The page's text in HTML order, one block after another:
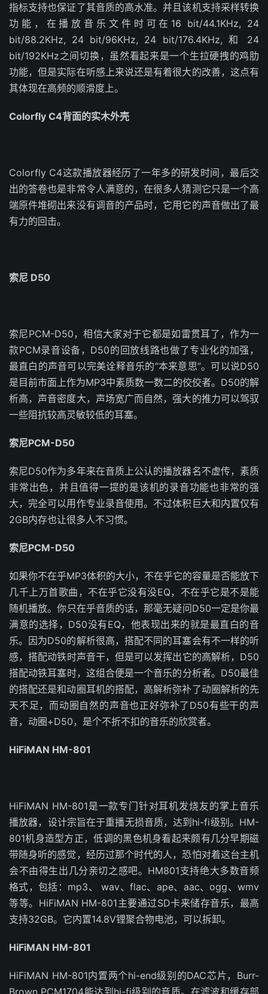
指标支持也保证了其音质的高水准。并且该机支持采样转换
功能，在播放音乐文件时可在16 bit/44.1KHz, 24
bit/88.2KHz, 24 bit/96KHz, 24 bit/176.4KHz, 和 24
bit/192KHz之间切换，虽然看起来是一个生拉硬拽的鸡肋
功能，但是实际在听感上来说还是有着很大的改善，这点有
其体现在高频的顺滑度上。
Colorfly C4背面的实木外壳
Colorfly C4这款播放器经历了一年多的研发时间，最后交
出的答卷也是非常令人满意的，在很多人猜测它只是一个高
端原件堆砌出来没有调音的产品时，它用它的声音做出了最
有力的回击。
索尼 D50
索尼PCM-D50，相信大家对于它都是如雷贯耳了，作为一
款PCM录音设备，D50的回放线路也做了专业化的加强，
最直白的声音可以完美诠释音乐的“本来意思”。可以说D50
是目前市面上作为MP3中素质数一数二的佼佼者。D50的解
析高，声音密度大，声场宽广而自然，强大的推力可以驾驭
一些阻抗较高灵敏较低的耳塞。
索尼PCM-D50
索尼D50作为多年来在音质上公认的播放器名不虚传，素质
非常出色，并且值得一提的是该机的录音功能也非常的强
大，完全可以用作专业录音使用。不过体积巨大和内置仅有
2GB内存也让很多人不习惯。
索尼PCM-D50
如果你不在乎MP3体积的大小，不在乎它的容量是否能放下
几千上万首歌曲，不在乎它没有没EQ，不在乎它是不是能
随机播放。你只在乎音质的话，那毫无疑问D50一定是你最
满意的选择，D50没有EQ，他表现出来的就是最直白的音
乐。因为D50的解析很高，搭配不同的耳塞会有不一样的听
感，搭配动铁时声音干，但是可以发挥出它的高解析，D50
搭配动铁耳塞时，这组合便是一个音乐的分析者。D50最佳
的搭配还是和动圈耳机的搭配，高解析弥补了动圈解析的先
天不足，而动圈自然的声音也正好弥补了D50有些干的声
音，动圈+D50，是个不折不扣的音乐的欣赏者。
HiFiMAN HM-801
HiFiMAN HM-801是一款专门针对耳机发烧友的掌上音乐
播放器，设计宗旨在于重播无损音质，达到hi-fi级别。HM-
801机身造型方正，低调的黑色机身看起来颇有几分早期磁
带随身听的感觉，经历过那个时代的人，恐怕对着这台主机
会不由得生出几分亲切之感吧。HM801支持绝大多数音频
格式，包括：mp3、 wav、flac、ape、aac、ogg、wmv
等等。HiFiMAN HM-801主要通过SD卡来储存音乐，最高
支持32GB。它内置14.8V锂聚合物电池，可以拆卸。
HiFiMAN HM-801
HiFiMAN HM-801内置两个hi-end级别的DAC芯片，Burr-
Brown PCM1704能达到hi-fi级别的音质。在滤波和缓存部